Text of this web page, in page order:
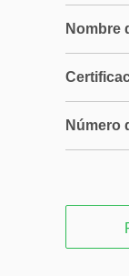
Nombre
Número